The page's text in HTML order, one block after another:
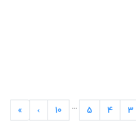
3
4
5
...
10
›
Next
»